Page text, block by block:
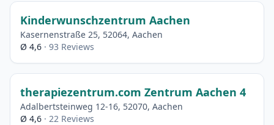
Kinderwunschzentrum Aachen
Kasernenstraße 25, 52064, Aachen
Ø 4,6 · 93 Reviews
therapiezentrum.com Zentrum Aachen 4
Adalbertsteinweg 12-16, 52070, Aachen
Ø 4,6 · 22 Reviews